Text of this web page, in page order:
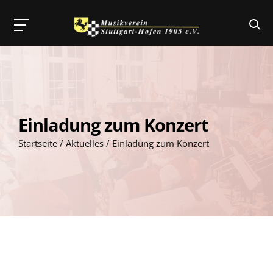
Einladung zum Konzert
Startseite / Aktuelles / Einladung zum Konzert